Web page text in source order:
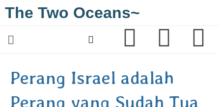
The Two Oceans~
Perang Israel adalah
Perang yang Sudah Tua